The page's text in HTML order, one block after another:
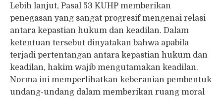
Lebih lanjut, Pasal 53 KUHP memberikan
penegasan yang sangat progresif mengenai relasi
antara kepastian hukum dan keadilan. Dalam
ketentuan tersebut dinyatakan bahwa apabila
terjadi pertentangan antara kepastian hukum dan
keadilan, hakim wajib mengutamakan keadilan.
Norma ini memperlihatkan keberanian pembentuk
undang-undang dalam memberikan ruang moral